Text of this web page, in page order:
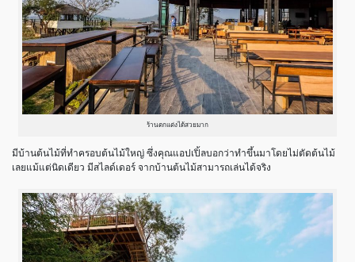
ร้านตกแต่งได้สวยมาก
มีบ้านต้นไม้ที่ทำครอบต้นไม้ใหญ่ ซึ่งคุณแอปเปิ้ลบอกว่าทำขึ้นมาโดยไม่ตัดต้นไม้
เลยแม้แต่นิดเดียว มีสไลด์เดอร์ จากบ้านต้นไม้สามารถเล่นได้จริง